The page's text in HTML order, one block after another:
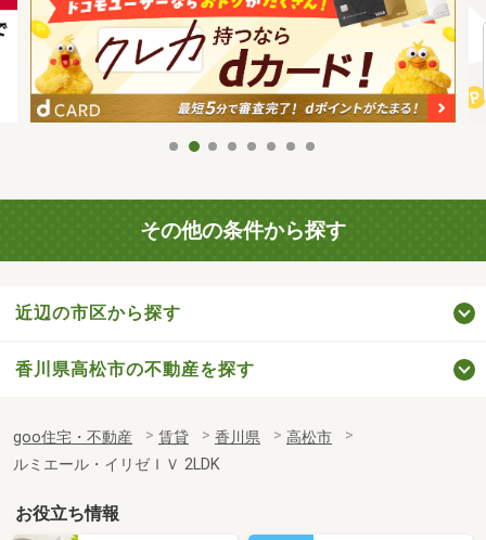
その他の条件から探す
近辺の市区から探す
香川県高松市の不動産を探す
goo住宅・不動産 賃貸 香川県
高松市
ルミエール・イリゼＩＶ 2LDK
お役立ち情報